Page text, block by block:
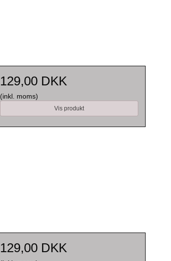
129,00 DKK
(inkl. moms)
Vis produkt
129,00 DKK